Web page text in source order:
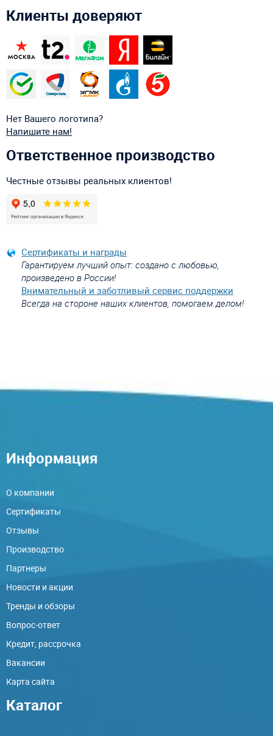
Клиенты доверяют
Нет Вашего логотипа?
Напишите нам!
Ответственное производство
Честные отзывы реальных клиентов!
Сертификаты и награды
Гарантируем лучший опыт: создано с любовью,
произведено в России!
Внимательный и заботливый сервис поддержки
Всегда на стороне наших клиентов, помогаем делом!
Информация
О компании
Сертификаты
Отзывы
Производство
Партнеры
Новости и акции
Тренды и обзоры
Вопрос-ответ
Кредит, рассрочка
Вакансии
Карта сайта
Каталог